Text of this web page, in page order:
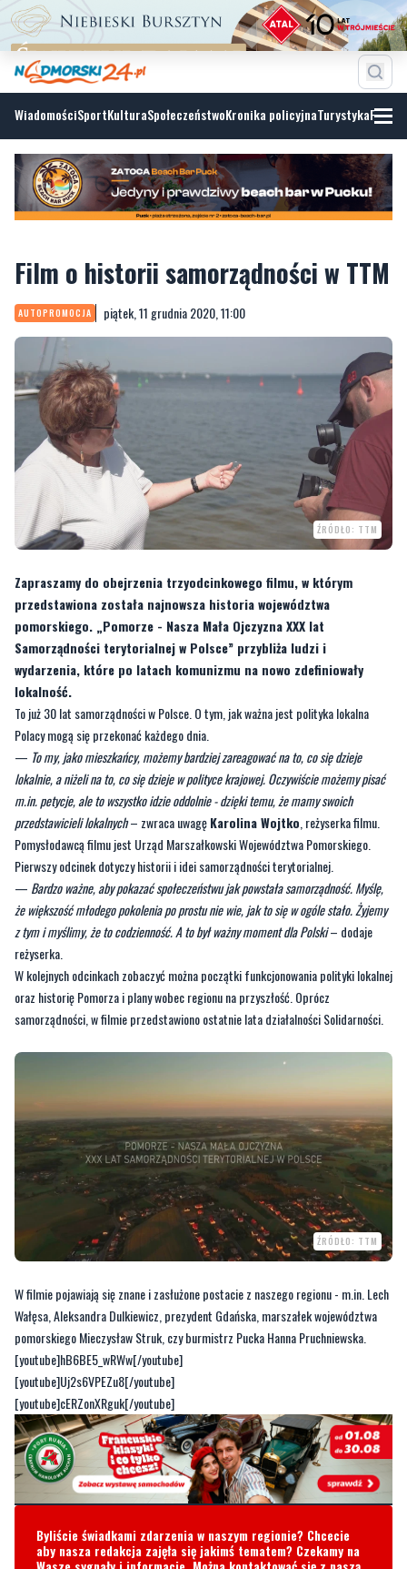
WiadomościSportKulturaSpołeczeństwoKronika policyjnaTurystyka
Film o historii samorządności w TTM
ŹRÓDŁO: TTM
Zapraszamy do obejrzenia trzyodcinkowego filmu, w którym
przedstawiona została najnowsza historia województwa
Samorządności terytorialnej w Polsce” przybliża ludzi i
wydarzenia, które po latach komunizmu na nowo zdefiniowały
lokalność.
To już 30 lat samorządności w Polsce. O tym, jak ważna jest polityka lokalna
Polacy mogą się przekonać każdego dnia.
—To my, jako mieszkańcy, możemy bardziej zareagować na to, co się dzieje
lokalnie, a niżeli na to, co się dzieje w polityce krajowej. Oczywiście możemy pisać
m.in. petycje, ale to wszystko idzie oddolnie - dzięki temu, że mamy swoich
przedstawicieli lokalnych– zwraca uwagęKarolina Wojtko, reżyserka filmu.
Pomysłodawcą filmu jest Urząd Marszałkowski Województwa Pomorskiego.
Pierwszy odcinek dotyczy historii i idei samorządności terytorialnej.
—Bardzo ważne, aby pokazać społeczeństwu jak powstała samorządność. Myślę,
że większość młodego pokolenia po prostu nie wie, jak to się w ogóle stało. Żyjemy
z tym i myślimy, że to codzienność. A to był ważny moment dla Polski– dodaje
reżyserka.
W kolejnych odcinkach zobaczyć można początki funkcjonowania polityki lokalnej
oraz historię Pomorza i plany wobec regionu na przyszłość. Oprócz
samorządności, w filmie przedstawiono ostatnie lata działalności Solidarności.
ŹRÓDŁO: TTM
W filmie pojawiają się znane i zasłużone postacie z naszego regionu - m.in. Lech
Wałęsa, Aleksandra Dulkiewicz, prezydent Gdańska, marszałek województwa
[youtube]hB6BE5_wRWw[/youtube]
[youtube]Uj2s6VPEZu8[/youtube]
[youtube]cERZonXRguk[/youtube]
Byliście świadkami zdarzenia w naszym regionie? Chcecie
aby nasza redakcja zajęła się jakimś tematem? Czekamy na
Wasze sygnały i informacje. Można kontaktować się z naszą
redakcja@nadmorski24.plDyżurujemy także pod numerem
telefonu729 715 670.